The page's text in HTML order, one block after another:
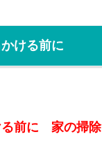
ける前に
前に 家の掃除